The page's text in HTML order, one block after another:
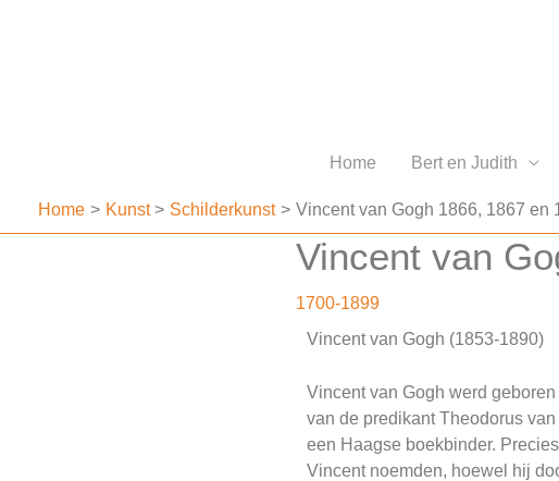
Home Bert en Judith
Home Kunst Schilderkunst Vincent van Gogh 1866, 1867 en
Vincent van
1700-1899
Vincent van Gogh (1853-1890)
Vincent van Gogh werd
van de predikant Theodorus
een Haagse boekbinder.
Vincent noemden, hoewel hij